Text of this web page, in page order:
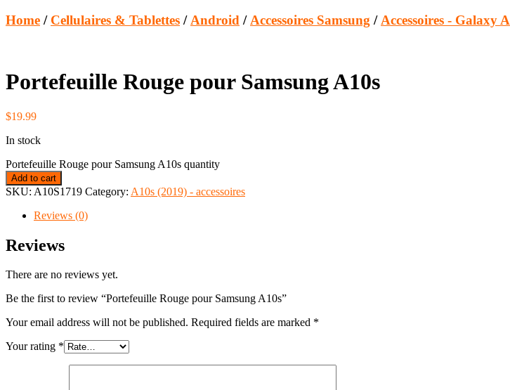
Home / Cellulaires & Tablettes / Android / Accessoires Samsung / Accessoires - Galaxy A
Portefeuille Rouge pour Samsung A10s
$19.99
In stock
Portefeuille Rouge pour Samsung A10s quantity
Add to cart
SKU: A10S1719 Category: A10s (2019) - accessoires
Reviews (0)
Reviews
There are no reviews yet.
Be the first to review “Portefeuille Rouge pour Samsung A10s”
Your email address will not be published. Required fields are marked *
Your rating *